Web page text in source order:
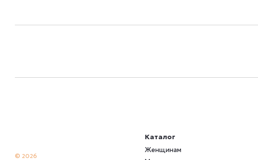
© 2026
Каталог
Женщинам